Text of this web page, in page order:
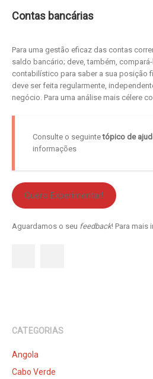
Contas bancárias
Para uma gestão eficaz das contas
saldo bancário; deve, também,
contabilístico para saber a sua posição
deve ser feita regularmente,
negócio. Para uma análise mais célere
Consulte o seguintetópico de
informações
Quero Experimentar!
Aguardamos o seu feedback! Para mais
CATEGORIAS
Angola
Cabo Verde